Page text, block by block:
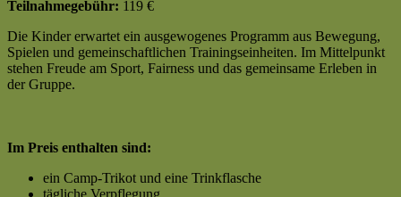
Teilnahmegebühr: 119 €
Die Kinder erwartet ein ausgewogenes Programm aus Bewegung,
Spielen und gemeinschaftlichen Trainingseinheiten. Im Mittelpunkt
stehen Freude am Sport, Fairness und das gemeinsame Erleben in
der Gruppe.
Im Preis enthalten sind:
ein Camp-Trikot und eine Trinkflasche